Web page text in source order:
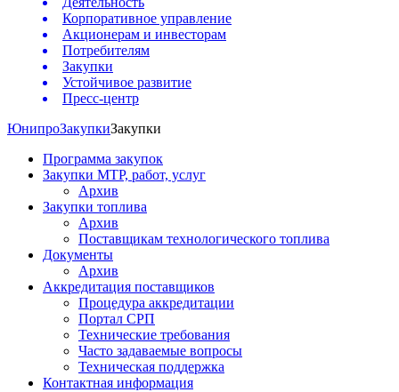
Корпоративное управление
Акционерам и инвесторам
Потребителям
Закупки
Устойчивое развитие
Пресс-центр
ЮнипроЗакупкиЗакупки
Программа закупок
Закупки МТР, работ, услуг
Архив
Закупки топлива
Архив
Поставщикам технологического топлива
Документы
Архив
Аккредитация поставщиков
Процедура аккредитации
Портал СРП
Технические требования
Часто задаваемые вопросы
Техническая поддержка
Контактная информация